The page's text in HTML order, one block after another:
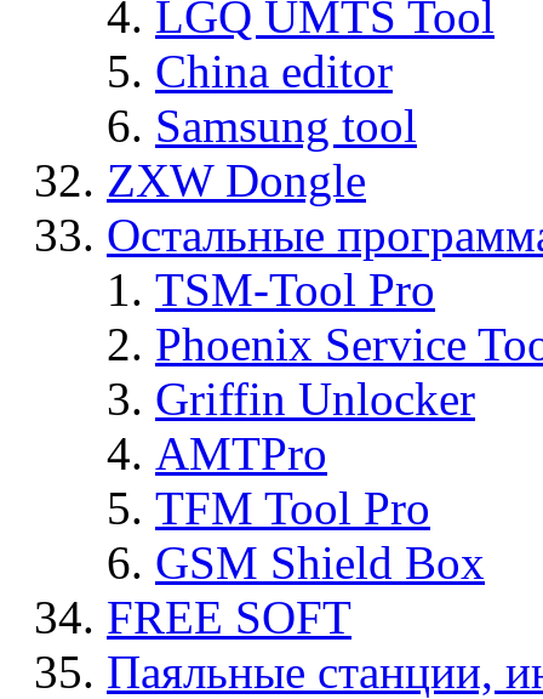
LGQ UMTS Tool
China editor
Samsung tool
ZXW Dongle
Остальные
TSM-Tool Pro
Phoenix Service
Griffin Unlocker
AMTPro
TFM Tool Pro
GSM Shield Box
FREE SOFT
Паяльные станции,